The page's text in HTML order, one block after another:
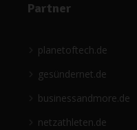
Partner
planetoftech.de
gesündernet.de
businessandmore.de
netzathleten.de